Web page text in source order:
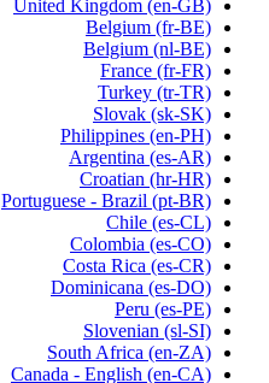
United Kingdom (en-GB)
Belgium (fr-BE)
Belgium (nl-BE)
France (fr-FR)
Turkey (tr-TR)
Slovak (sk-SK)
Philippines (en-PH)
Argentina (es-AR)
Croatian (hr-HR)
Portuguese - Brazil (pt-BR)
Chile (es-CL)
Colombia (es-CO)
Costa Rica (es-CR)
Dominicana (es-DO)
Peru (es-PE)
Slovenian (sl-SI)
South Africa (en-ZA)
Canada - English (en-CA)